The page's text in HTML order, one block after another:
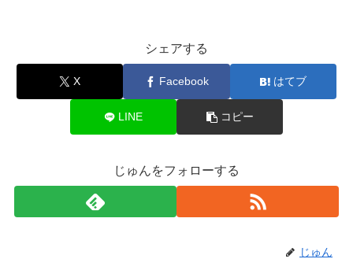
シェアする
X Facebook はてブ
LINE コピー
じゅんをフォローする
じゅん